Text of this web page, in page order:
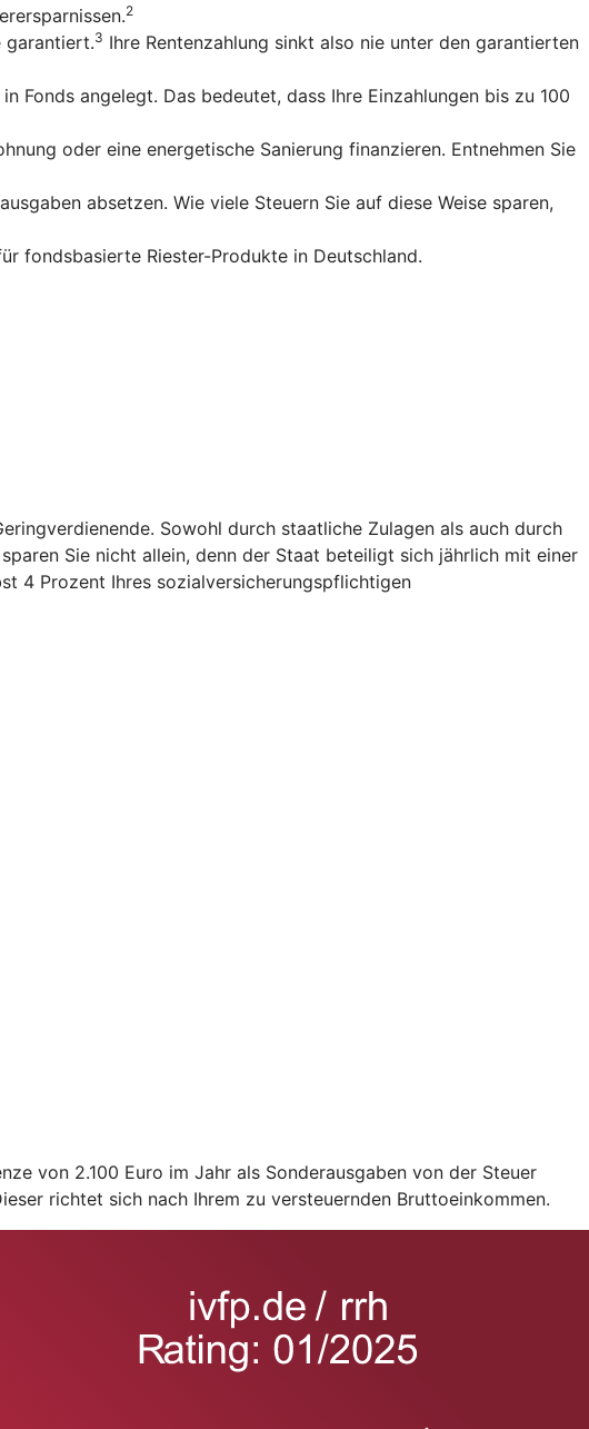
2
garantiert.3 Ihre Rentenzahlung sinkt also nie unter den garantierten
Fonds angelegt. Das bedeutet, dass Ihre Einzahlungen bis zu 100
oder eine energetische Sanierung finanzieren. Entnehmen Sie
absetzen. Wie viele Steuern Sie auf diese Weise sparen,
fondsbasierte Riester-Produkte in Deutschland.
Sowohl durch staatliche Zulagen als auch durch
Sie nicht allein, denn der Staat beteiligt sich jährlich mit einer
4 Prozent Ihres sozialversicherungspflichtigen
von 2.100 Euro im Jahr als Sonderausgaben von der Steuer
richtet sich nach Ihrem zu versteuernden Bruttoeinkommen.